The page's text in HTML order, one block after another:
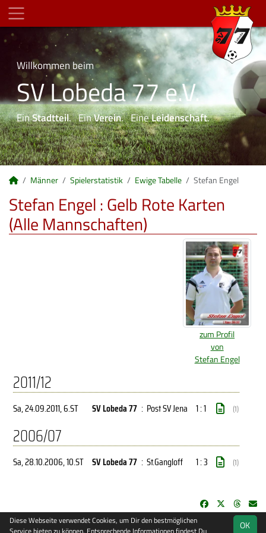
Willkommen beim
SV Lobeda 77 e.V.
EinStadtteil. EinVerein. EineLeidenschaft.
Männer Spielerstatistik Ewige Tabelle Stefan Engel
Stefan Engel : Gelb Rote Karten
(Alle Mannschaften)
zum Profil
von
Stefan Engel
2011/12
Sa, 24.09.2011, 6.ST SV Lobeda 77 : Post SV Jena 1 : 1 (1)
2006/07
Sa, 28.10.2006, 10.ST SV Lobeda 77 : St.Gangloff 1 : 3 (1)
soccero.de OK
Diese Webseite verwendet Cookies, um Dir den bestmöglichen